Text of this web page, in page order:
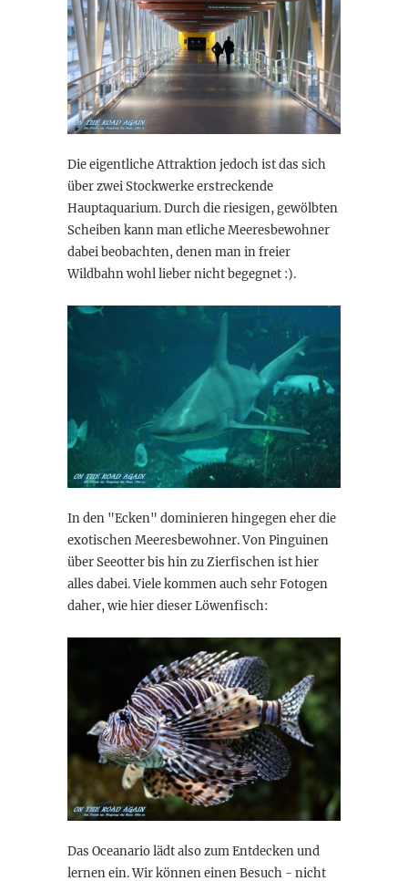
Die eigentliche Attraktion jedoch ist das sich
über zwei Stockwerke erstreckende
Hauptaquarium. Durch die riesigen, gewölbten
Scheiben kann man etliche Meeresbewohner
dabei beobachten, denen man in freier
Wildbahn wohl lieber nicht begegnet :).
In den "Ecken" dominieren hingegen eher die
exotischen Meeresbewohner. Von Pinguinen
über Seeotter bis hin zu Zierfischen ist hier
alles dabei. Viele kommen auch sehr Fotogen
daher, wie hier dieser Löwenfisch:
Das Oceanario lädt also zum Entdecken und
lernen ein. Wir können einen Besuch - nicht